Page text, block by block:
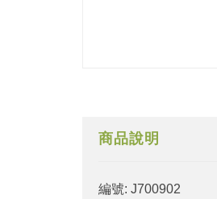
商品說明
編號: J700902